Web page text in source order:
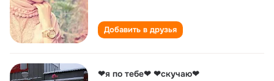
Добавить в друзья
❤я по тебе❤ ❤скучаю❤